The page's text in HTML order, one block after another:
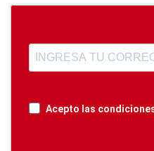
Acepto las